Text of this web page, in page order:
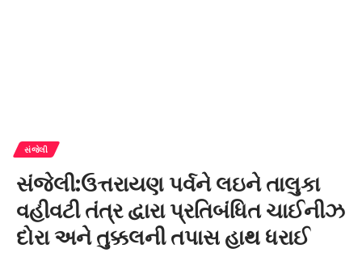
સંજેલી
સંજેલી:ઉત્તરાયણ પર્વને લઇને તાલુકા
વહીવટી તંત્ર દ્વારા પ્રતિબંધિત ચાઈનીઝ
દોરા અને તુક્કલની તપાસ હાથ ધરાઈ